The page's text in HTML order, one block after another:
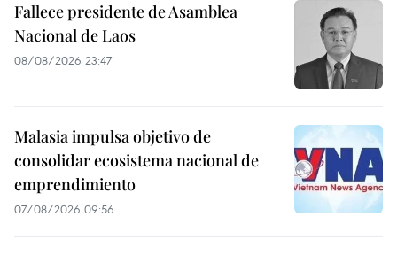
Fallece presidente de Asamblea
Nacional de Laos
08/08/2026 23:47
Malasia impulsa objetivo de
consolidar ecosistema nacional de
emprendimiento
07/08/2026 09:56